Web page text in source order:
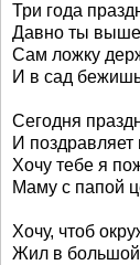
Три года
Давно ты
Сам ложку
И в сад
Сегодня
И поздравляет
Хочу тебе я
Маму с папой
Хочу, чтоб
Жил в большой